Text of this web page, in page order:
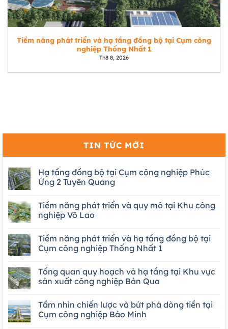
Tiềm năng phát triển và hạ tầng đồng bộ tại Cụm công
nghiệp Thống Nhất 1
Th8 8, 2026
TIN TỨC MỚI
Hạ tầng đồng bộ tại Cụm công nghiệp Phúc
Ứng 2 Tuyên Quang
Tiềm năng phát triển và quy mô tại Khu công
nghiệp Võ Lao
Tiềm năng phát triển và hạ tầng đồng bộ tại
Cụm công nghiệp Thống Nhất 1
Tổng quan quy hoạch và hạ tầng tại Khu vực
sản xuất công nghiệp Bản Qua
Tầm nhìn chiến lược và bứt phá dòng tiền tại
Cụm công nghiệp Bảo Minh